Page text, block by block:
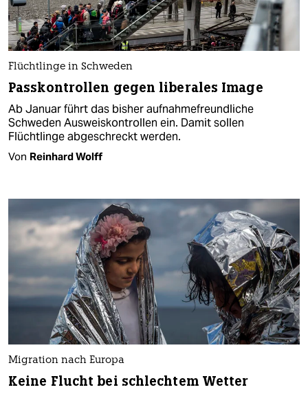
Flüchtlinge in Schweden
Passkontrollen gegen liberales Image
Ab Januar führt das bisher aufnahmefreundliche
Schweden Ausweiskontrollen ein. Damit sollen
Flüchtlinge abgeschreckt werden.
Von Reinhard Wolff
Migration nach Europa
Keine Flucht bei schlechtem Wetter